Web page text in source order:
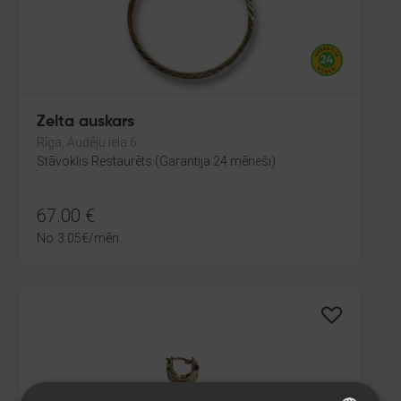
Zelta auskars
Rīga, Audēju iela 6
Stāvoklis Restaurēts (Garantija 24 mēneši)
67.00 €
No 3.05€/mēn.